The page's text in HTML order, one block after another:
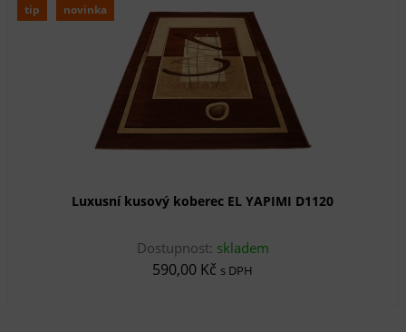
tip novinka
Luxusní kusový koberec EL YAPIMI D1120
Dostupnost: skladem
590,00 Kč s DPH